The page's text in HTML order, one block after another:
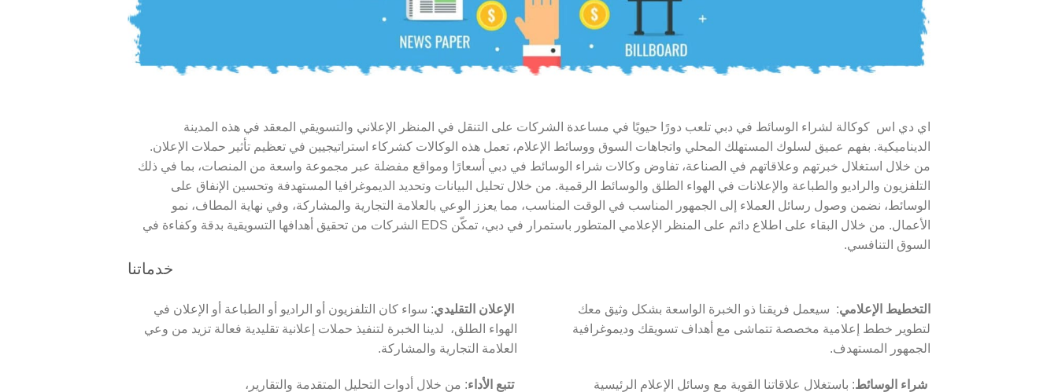
اي دي اس كوكالة لشراء الوسائط في دبي تلعب دورًا حيويًا في مساعدة الشركات على التنقل في المنظر الإعلاني والتسويقي المعقد في هذه المدينة
الديناميكية. بفهم عميق لسلوك المستهلك المحلي واتجاهات السوق ووسائط الإعلام، تعمل هذه الوكالات كشركاء استراتيجيين في تعظيم تأثير حملات الإعلان.
من خلال استغلال خبرتهم وعلاقاتهم في الصناعة، تفاوض وكالات شراء الوسائط في دبي أسعارًا ومواقع مفضلة عبر مجموعة واسعة من المنصات، بما في ذلك
التلفزيون والراديو والطباعة والإعلانات في الهواء الطلق والوسائط الرقمية. من خلال تحليل البيانات وتحديد الديموغرافيا المستهدفة وتحسين الإنفاق على
الوسائط، نضمن وصول رسائل العملاء إلى الجمهور المناسب في الوقت المناسب، مما يعزز الوعي بالعلامة التجارية والمشاركة، وفي نهاية المطاف، نمو
الأعمال. من خلال البقاء على اطلاع دائم على المنظر الإعلامي المتطور باستمرار في دبي، تمكّن EDS الشركات من تحقيق أهدافها التسويقية بدقة وكفاءة في
السوق التنافسي.
خدماتنا
التخطيط الإعلامي: سيعمل فريقنا ذو الخبرة الواسعة بشكل وثيق معك
لتطوير خطط إعلامية مخصصة تتماشى مع أهداف تسويقك وديموغرافية
الجمهور المستهدف.
شراء الوسائط: باستغلال علاقاتنا القوية مع وسائل الإعلام الرئيسية
الإعلان التقليدي: سواء كان التلفزيون أو الراديو أو الطباعة أو الإعلان في
الهواء الطلق، لدينا الخبرة لتنفيذ حملات إعلانية تقليدية فعالة تزيد من وعي
العلامة التجارية والمشاركة.
تتبع الأداء: من خلال أدوات التحليل المتقدمة والتقارير،